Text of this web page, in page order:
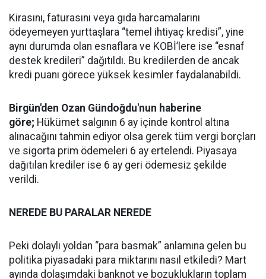
Kirasını, faturasını veya gıda harcamalarını
ödeyemeyen yurttaşlara “temel ihtiyaç kredisi”, yine
aynı durumda olan esnaflara ve KOBİ’lere ise “esnaf
destek kredileri” dağıtıldı. Bu kredilerden de ancak
kredi puanı görece yüksek kesimler faydalanabildi.
Birgün'den Ozan Gündoğdu'nun haberine
göre; Hükümet salgının 6 ay içinde kontrol altına
alınacağını tahmin ediyor olsa gerek tüm vergi borçları
ve sigorta prim ödemeleri 6 ay ertelendi. Piyasaya
dağıtılan krediler ise 6 ay geri ödemesiz şekilde
verildi.
NEREDE BU PARALAR NEREDE
Peki dolaylı yoldan “para basmak” anlamına gelen bu
politika piyasadaki para miktarını nasıl etkiledi? Mart
ayında dolaşımdaki banknot ve bozuklukların toplam